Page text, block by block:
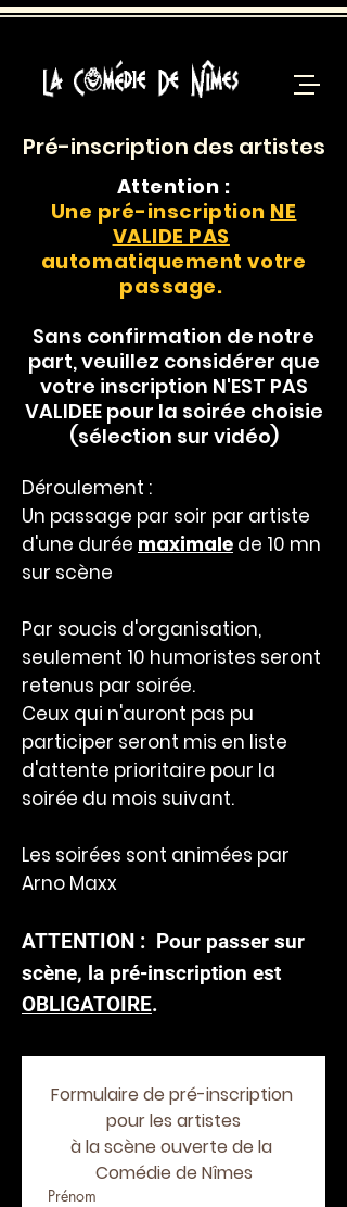
Pré-inscription des artistes
Attention :
Une pré-inscription NE
VALIDE PAS
automatiquement votre
passage.
Sans confirmation de notre
part, veuillez considérer que
votre inscription N'EST PAS
VALIDEE pour la soirée choisie
(sélection sur vidéo)
Déroulement :
Un passage par soir par artiste
d'une durée maximale de 10 mn
sur scène
Par soucis d'organisation,
seulement 10 humoristes seront
retenus par soirée.
Ceux qui n'auront pas pu
participer seront mis en liste
d'attente prioritaire pour la
soirée du mois suivant.
Les soirées sont animées par
Arno Maxx
ATTENTION : Pour passer sur
scène, la pré-inscription est
OBLIGATOIRE.
Formulaire de pré-inscription
pour les artistes
à la scène ouverte de la
Comédie de Nîmes
Prénom